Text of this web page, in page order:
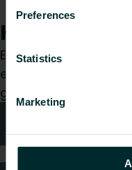
Preferences
Statistics
Marketing
AZ03MS0040001330
Hvordan
Enten du er
eller sluttbruker,
glede ta hånd om